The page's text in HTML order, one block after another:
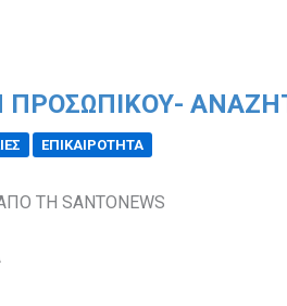
ΕΠΙΚΑΙΡΟΤΗΤΑ
ΤΗ SANTONEWS